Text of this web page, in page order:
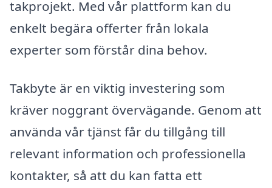
takprojekt. Med vår plattform kan du
enkelt begära offerter från lokala
experter som förstår dina behov.
Takbyte är en viktig investering som
kräver noggrant övervägande. Genom att
använda vår tjänst får du tillgång till
relevant information och professionella
kontakter, så att du kan fatta ett